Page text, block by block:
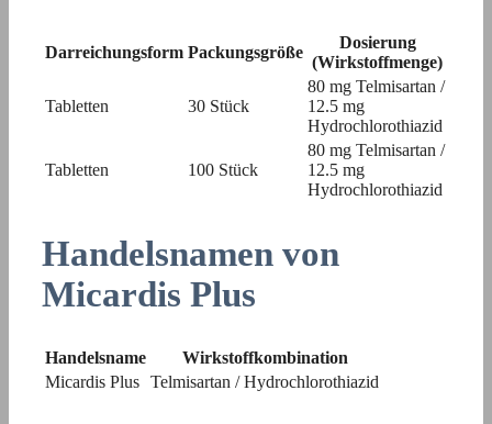
Darreichungsform Packungsgröße
Dosierung
(Wirkstoffmenge)
Tabletten 30 Stück
80 mg Telmisartan /
12.5 mg
Hydrochlorothiazid
Tabletten 100 Stück
80 mg Telmisartan /
12.5 mg
Hydrochlorothiazid
Handelsnamen von
Micardis Plus
Handelsname
Wirkstoffkombination
Micardis Plus Telmisartan / Hydrochlorothiazid